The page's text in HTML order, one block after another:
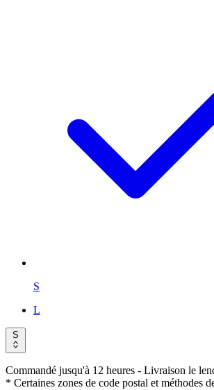
S
L
S
Commandé jusqu'à 12 heures - Livraison le
* Certaines zones de code postal et méthodes